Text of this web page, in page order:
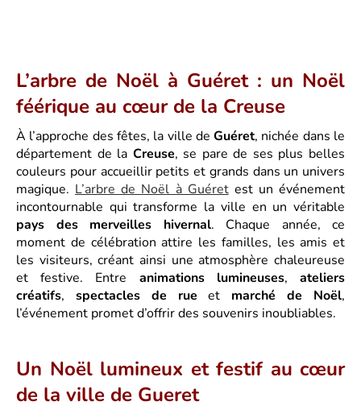
L’arbre de Noël à Guéret : un Noël
féérique au cœur de la Creuse
À l’approche des fêtes, la ville deGuéret, nichée dans le
département de la Creuse, se pare de ses plus belles
couleurs pour accueillir petits et grands dans un univers
magique. L’arbre de Noël à Guéretest un événement
incontournable qui transforme la ville en un véritable
pays des merveilles hivernal. Chaque année, ce
moment de célébration attire les familles, les amis et
les visiteurs, créant ainsi une atmosphère chaleureuse
et festive. Entre animations lumineuses,ateliers
créatifs, spectacles de rue et marché de Noël,
l’événement promet d’offrir des souvenirs inoubliables.
Un Noël lumineux et festif au cœur
de la ville de Gueret